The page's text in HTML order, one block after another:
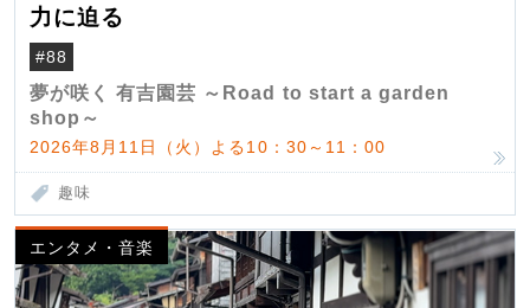
力に迫る
#88
夢が咲く 有吉園芸 ～Road to start a garden
shop～
2026年8月11日（火）よる10：30～11：00
趣味
エンタメ・音楽